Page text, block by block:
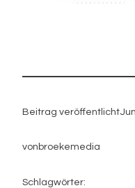
Beitrag veröffentlicht
von broekemedia
Schlagwörter: